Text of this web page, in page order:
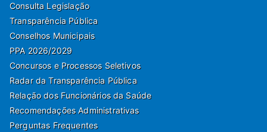
Consulta Legislação
Transparência Pública
Conselhos Municipais
PPA 2026/2029
Concursos e Processos Seletivos
Radar da Transparência Pública
Relação dos Funcionários da Saúde
Recomendações Administrativas
Perguntas Frequentes